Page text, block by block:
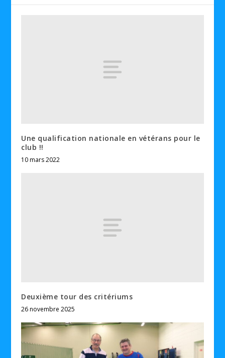
Une qualification nationale en vétérans pour le
club !!
10 mars 2022
Deuxième tour des critériums
26 novembre 2025